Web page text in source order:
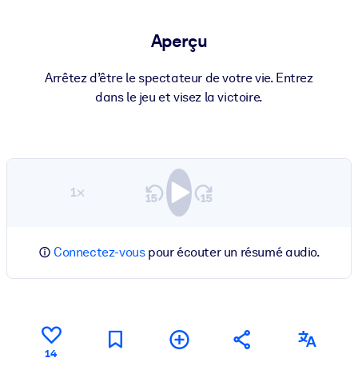
Pour les systèmes d’IA
structurées pour améliorer les résultats.
Aperçu
Arrêtez d’être le spectateur de votre vie. Entrez
dans le jeu et visez la victoire.
1×
Connectez-vouspour écouter un résumé audio.
14